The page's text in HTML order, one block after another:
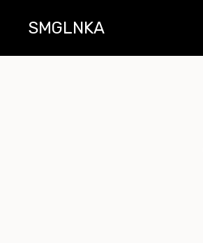
SMGLNKA